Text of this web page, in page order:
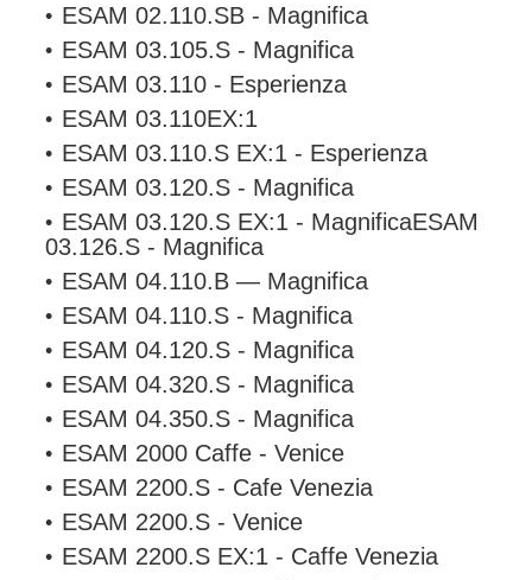
ESAM 02.110.SB - Magnifica
ESAM 03.105.S - Magnifica
ESAM 03.110 - Esperienza
ESAM 03.110EX:1
ESAM 03.110.S EX:1 - Esperienza
ESAM 03.120.S - Magnifica
ESAM 03.120.S EX:1 - MagnificaESAM
03.126.S - Magnifica
ESAM 04.110.B — Magnifica
ESAM 04.110.S - Magnifica
ESAM 04.120.S - Magnifica
ESAM 04.320.S - Magnifica
ESAM 04.350.S - Magnifica
ESAM 2000 Caffe - Venice
ESAM 2200.S - Cafe Venezia
ESAM 2200.S - Venice
ESAM 2200.S EX:1 - Caffe Venezia